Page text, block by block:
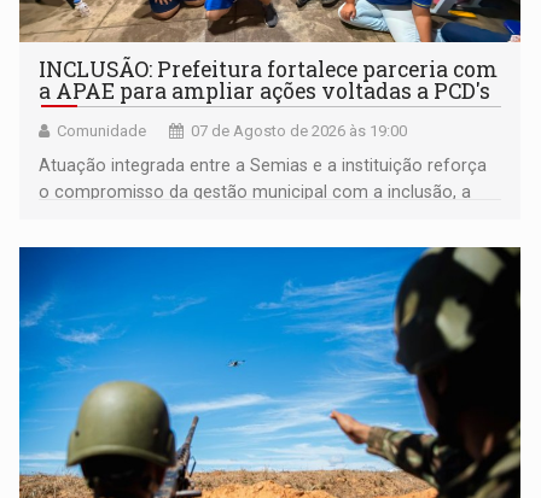
INCLUSÃO: Prefeitura fortalece parceria com
a APAE para ampliar ações voltadas a PCD's
Comunidade 07 de Agosto de 2026 às 19:00
Atuação integrada entre a Semias e a instituição reforça
o compromisso da gestão municipal com a inclusão, a